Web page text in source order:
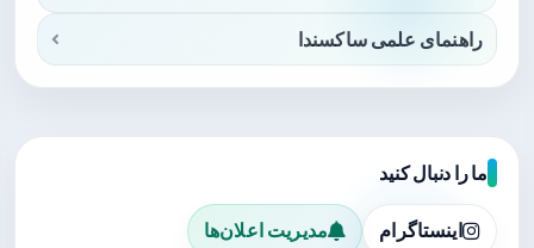
راهنمای علمی ساکسندا
ما را دنبال کنید
اینستاگرام مدیریت اعلان‌ها